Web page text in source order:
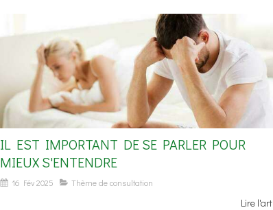
IL EST IMPORTANT DE SE PARLER POUR
MIEUX S'ENTENDRE
16 Fév 2025 Thème de consultation
Lire